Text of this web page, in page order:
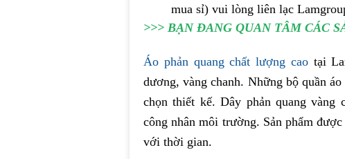
mua sỉ) vui lòng liên lạc
>>> BẠN ĐANG QUAN TÂM CÁC
Áo phản quang chất lượng caotại
dương, vàng chanh. Những bộ quần
chọn thiết kế. Dây phản quang vàng
công nhân môi trường. Sản phẩm
với thời gian.